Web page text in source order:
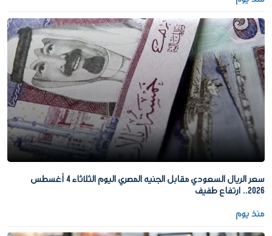
سعر الريال السعودي مقابل الجنيه المصري اليوم الثلاثاء 4 أغسطس
2026.. ارتفاع طفيف
منذ يوم